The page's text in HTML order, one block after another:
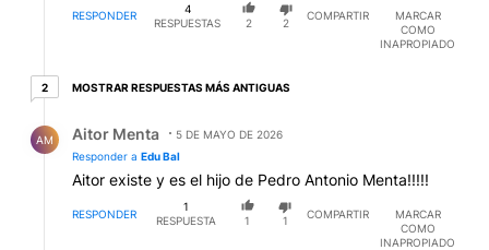
RESPONDER
4
RESPUESTAS
2 2
COMPARTIR
MARCAR
COMO
INAPROPIADO
22 respuestas más antiguas
MOSTRAR RESPUESTAS MÁS ANTIGUAS
AM Aitor Menta
5 DE MAYO DE 2026
Responder a Edu Bal
Aitor existe y es el hijo de Pedro Antonio Menta!!!!!
RESPONDER
1
RESPUESTA
1 1
COMPARTIR
MARCAR
COMO
INAPROPIADO